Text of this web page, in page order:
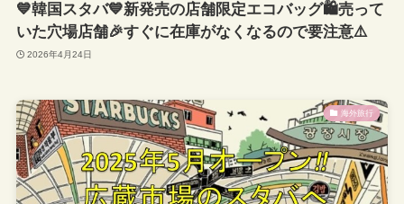
💙韓国スタバ💙新発売の店舗限定エコバッグ🛍️売って
いた穴場店舗🎉すぐに在庫がなくなるので要注意⚠️
2026年4月24日
海外旅行